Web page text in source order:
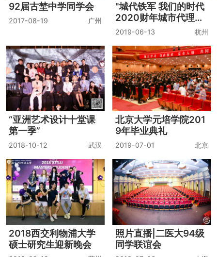
92届古埜中学同学会
2017-08-19 广州
"城代铁军 我们的时代
2020财年城市代理商
管理中心kick off"
2019-06-13 杭州
“亚洲艺术设计十堂课
第一季”
2018-10-12 武汉
北京大学元培学院201
9年毕业典礼
2019-07-01 北京
2018西交利物浦大学
硕士研究生迎新晚会
照片直播|二医大94级
同学联谊会